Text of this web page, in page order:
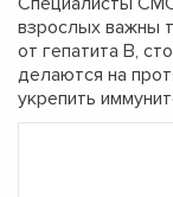
взрослых важны
от гепатита В,
делаются на
укрепить